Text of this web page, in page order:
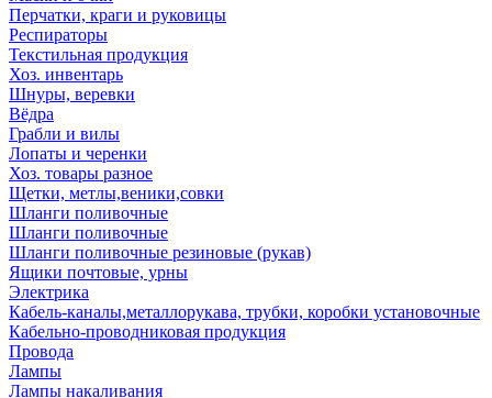
Перчатки, краги и руковицы
Респираторы
Текстильная продукция
Хоз. инвентарь
Шнуры, веревки
Вёдра
Грабли и вилы
Лопаты и черенки
Хоз. товары разное
Щетки, метлы,веники,совки
Шланги поливочные
Шланги поливочные
Шланги поливочные резиновые (рукав)
Ящики почтовые, урны
Электрика
Кабель-каналы,металлорукава, трубки, коробки установочные
Кабельно-проводниковая продукция
Провода
Лампы
Лампы накаливания